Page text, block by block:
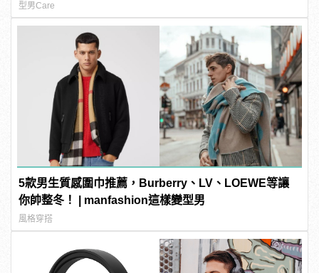
型男Care
5款男生質感圍巾推薦，Burberry、LV、LOEWE等讓
你帥整冬！ | manfashion這樣變型男
風格穿搭